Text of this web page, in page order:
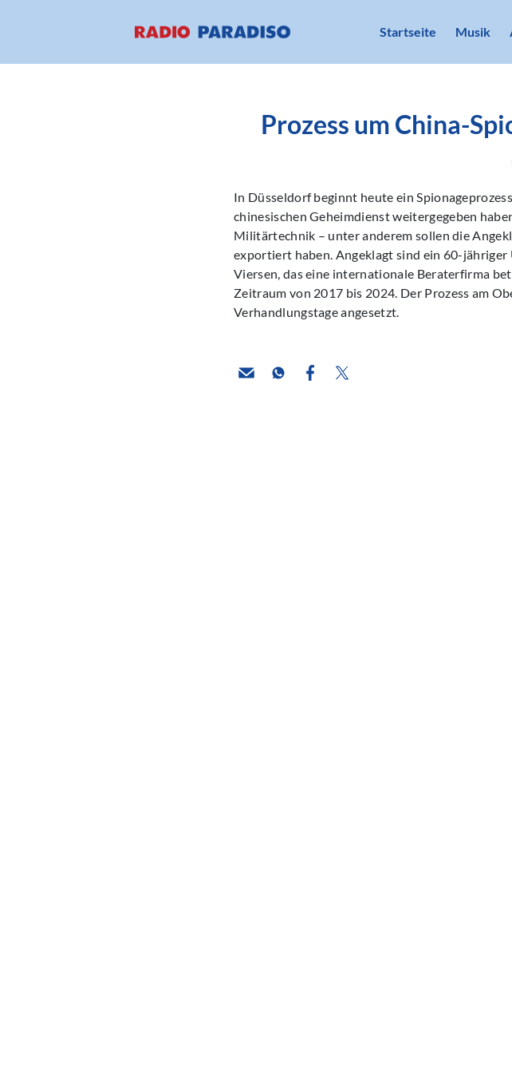
Startseite Musik
Prozess um China-
In Düsseldorf beginnt heute ein
chinesischen Geheimdienst weitergegeben
Militärtechnik – unter anderem sollen die
exportiert haben. Angeklagt sind ein 60-jähriger
Viersen, das eine internationale Beraterfirma
Zeitraum von 2017 bis 2024. Der Prozess am
Verhandlungstage angesetzt.